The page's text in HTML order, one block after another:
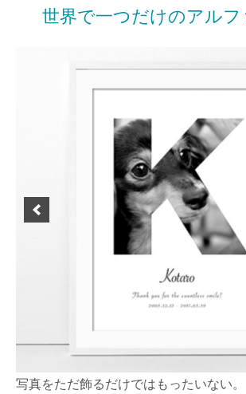
品
世界で一つだけのアルフ
on
2022
月
26
日
miki
写真をただ飾るだけではもったいない。